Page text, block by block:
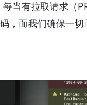
当有拉取请求（
，而我们确保一切